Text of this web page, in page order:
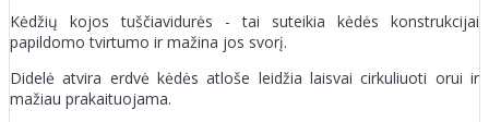
Kėdžių kojos tuščiavidurės - tai suteikia kėdės konstrukcijai
papildomo tvirtumo ir mažina jos svorį.
Didelė atvira erdvė kėdės atloše leidžia laisvai cirkuliuoti orui ir
mažiau prakaituojama.